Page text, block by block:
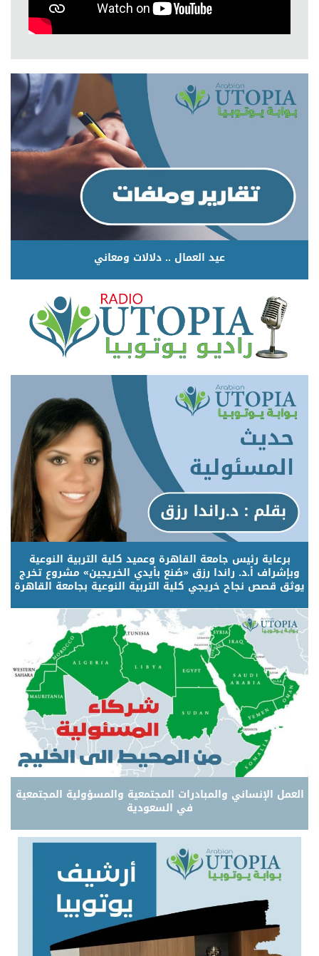
عيد العمال .. دلالات ومعاني
برعاية رئيس جامعة القاهرة وعميد كلية التربية النوعية
وبإشراف أ.د. راندا رزق «صُنع بأيدي الخريجين» مشروع تخرج
يوثق قصص نجاح خريجي كلية التربية النوعية بجامعة القاهرة
العمل الإنساني والمبادرات المجتمعية والمسؤولية المجتمعية
في السعودية